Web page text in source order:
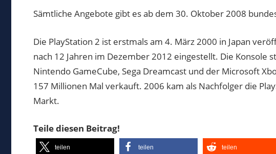
Sämtliche Angebote gibt es ab dem 30. Oktober 2008
Die PlayStation 2 ist erstmals am 4. März 2000 in Japan
nach 12 Jahren im Dezember 2012 eingestellt. Die Konsole
Nintendo GameCube, Sega Dreamcast und der Microsoft
157 Millionen Mal verkauft. 2006 kam als Nachfolger die
Markt.
Teile diesen Beitrag!
teilen teilen teilen